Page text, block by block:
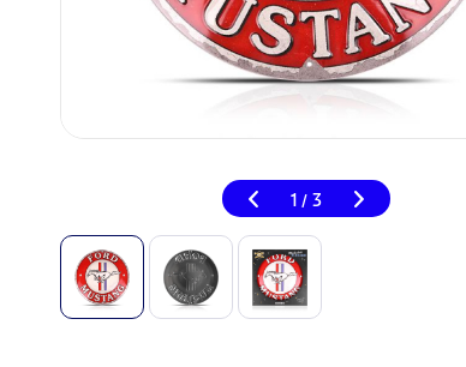
1 / 3